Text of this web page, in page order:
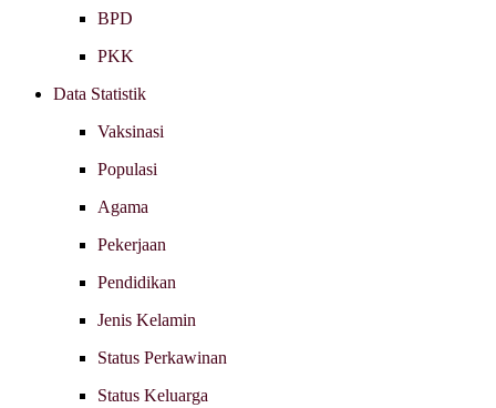
BPD
PKK
Data Statistik
Vaksinasi
Populasi
Agama
Pekerjaan
Pendidikan
Jenis Kelamin
Status Perkawinan
Status Keluarga